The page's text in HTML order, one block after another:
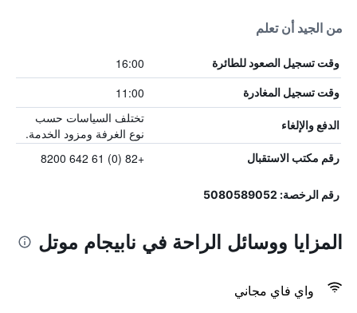
من الجيد أن تعلم
وقت تسجيل الصعود للطائرة 16:00
وقت تسجيل المغادرة 11:00
الدفع والإلغاء
تختلف السياسات حسب
نوع الغرفة ومزود الخدمة.
رقم مكتب الاستقبال +82 (0) 61 642 8200
رقم الرخصة: 5080589052
المزايا ووسائل الراحة في نابيجام موتل
واي فاي مجاني